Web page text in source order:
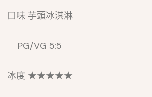
口味 芋頭冰淇淋
PG/VG 5:5
冰度 ★★★★★